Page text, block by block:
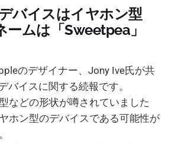
バイスはイヤホン型
ームは「Sweetpea」
のデザイナー、Jony Ive氏が共
バイスに関する続報です。
などの形状が噂されていました
ホン型のデバイスである可能性が